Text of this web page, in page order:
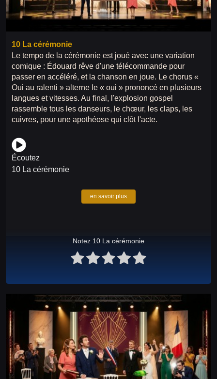
10 La cérémonie
Le tempo de la cérémonie est joué avec une variation
comique : Édouard rêve d'une télécommande pour
passer en accéléré, et la chanson en joue. Le chorus «
Oui au ralenti » alterne le « oui » prononcé en plusieurs
langues et vitesses. Au final, l'explosion gospel
rassemble tous les danseurs, le chœur, les claps, les
cuivres, pour une apothéose qui clôt l'acte.
Écoutez
10 La cérémonie
en savoir plus
Notez 10 La cérémonie